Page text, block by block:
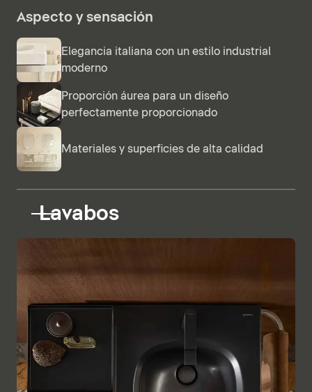
Aspecto y sensación
Elegancia italiana con un estilo industrial
moderno
Proporción áurea para un diseño
perfectamente proporcionado
Materiales y superficies de alta calidad
Lavabos